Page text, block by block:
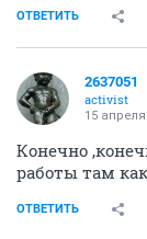
ОТВЕТИТЬ
2637051
activist
15 апреля
Конечно
работы там
ОТВЕТИТЬ